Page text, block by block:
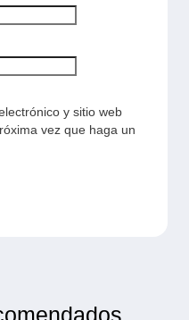
y sitio web
vez que haga un